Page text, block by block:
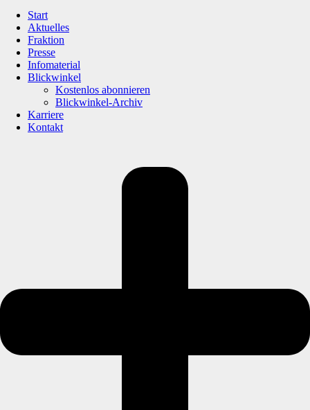
Start
Aktuelles
Fraktion
Presse
Infomaterial
Blickwinkel
Kostenlos abonnieren
Blickwinkel-Archiv
Karriere
Kontakt